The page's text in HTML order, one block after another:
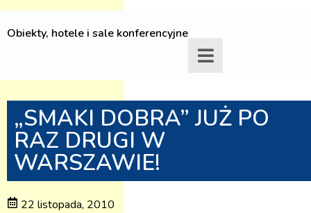
Obiekty, hotele i sale konferencyjne
„SMAKI DOBRA” JUŻ PO
RAZ DRUGI W
WARSZAWIE!
22 listopada, 2010